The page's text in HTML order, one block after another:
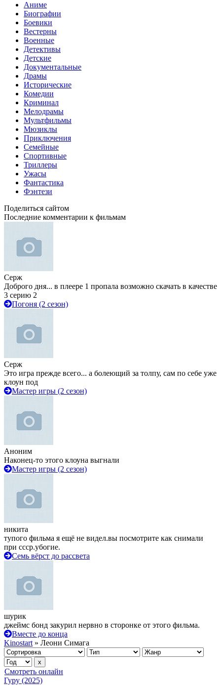
Аниме
Биографии
Боевики
Вестерны
Военные
Детективы
Детские
Документальные
Драмы
Исторические
Комедии
Криминал
Мелодрамы
Мультфильмы
Мюзиклы
Приключения
Семейные
Спортивные
Триллеры
Ужасы
Фантастика
Фэнтези
Поделиться сайтом
Последние комментарии к фильмам
Серж
Доброго дня... в плеере 1 пропала возможно скачать в качестве
3 серию 2
Погоня (2 сезон)
Серж
Это игра прежде всего... а болеющий за толпу, сам по себе уже
клоун под
Мастер игры (2 сезон)
Аноним
Наконец-то этого клоуна выгнали
Мастер игры (2 сезон)
никита
тупого фильма я ещё не видел.вы посмотрите как снимали
при ссср.убогие.
Семь вёрст до рассвета
шурик
джеймс бонд закурил нервно в сторонке от этого фильма.
Вместе до конца
Kinostart » Леони Симага
Смотреть онлайн
Гуру (2025)